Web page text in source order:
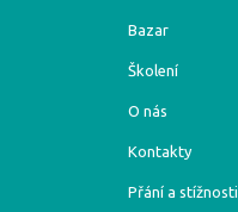
Bazar
Školení
O nás
Kontakty
Přání a stížnosti